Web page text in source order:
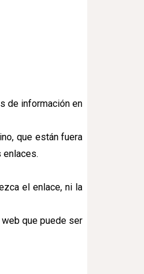
de información en
que están fuera
el enlace, ni la
que puede ser